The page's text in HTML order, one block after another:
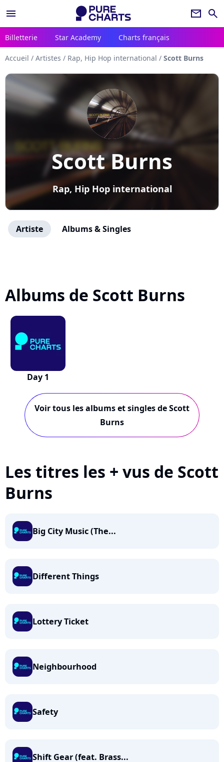
menu newsletter search
Billetterie Star Academy Charts français
Accueil / Artistes / Rap, Hip Hop international / Scott Burns
Scott Burns
Rap, Hip Hop international
Artiste Albums & Singles
Albums de Scott Burns
Day 1
Voir tous les albums et singles de Scott
Burns
Les titres les + vus de Scott
Burns
Big City Music (The...
Different Things
Lottery Ticket
Neighbourhood
Safety
Shift Gear (feat. Brass...